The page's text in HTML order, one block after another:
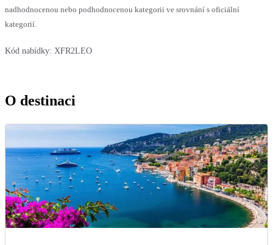
nadhodnocenou nebo podhodnocenou kategorii ve srovnání s oficiální
kategorií.
Kód nabídky: XFR2LEO
O destinaci